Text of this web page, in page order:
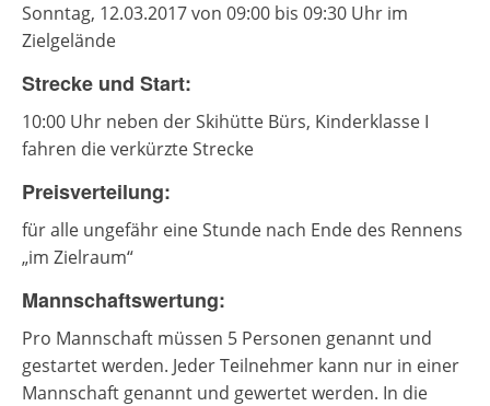
Sonntag, 12.03.2017 von 09:00 bis 09:30 Uhr im
Zielgelände
Strecke und Start:
10:00 Uhr neben der Skihütte Bürs, Kinderklasse I
fahren die verkürzte Strecke
Preisverteilung:
für alle ungefähr eine Stunde nach Ende des Rennens
„im Zielraum“
Mannschaftswertung:
Pro Mannschaft müssen 5 Personen genannt und
gestartet werden. Jeder Teilnehmer kann nur in einer
Mannschaft genannt und gewertet werden. In die